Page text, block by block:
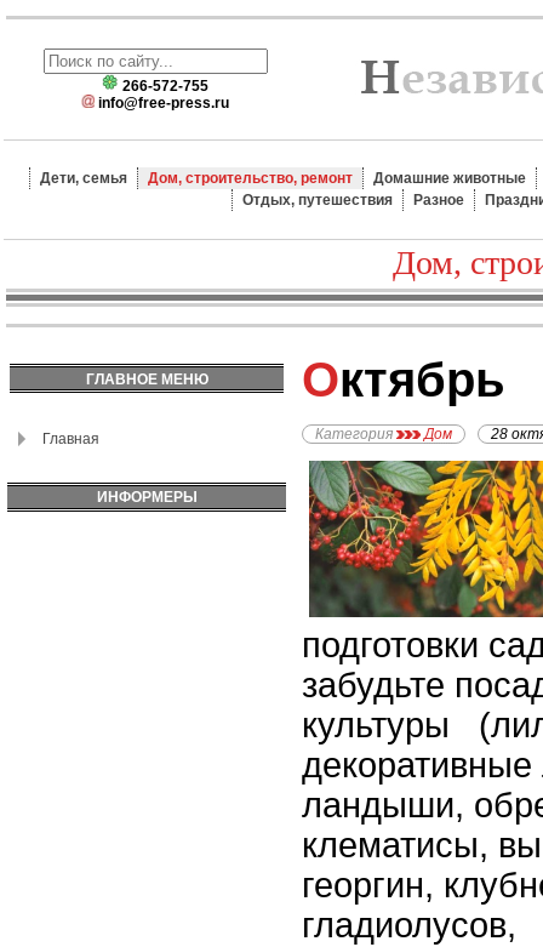
266-572-755
info@free-press.ru
Дети, семья Дом, строительство, ремонт
Домашние животные
Отдых, путешествия
Разное
Дом,
ГЛАВНОЕ МЕНЮ
Главная
ИНФОРМЕРЫ
Октябрь
Категория Дом 28
подготовки
забудьте
культуры
ландыши,
клематисы,
георгин,